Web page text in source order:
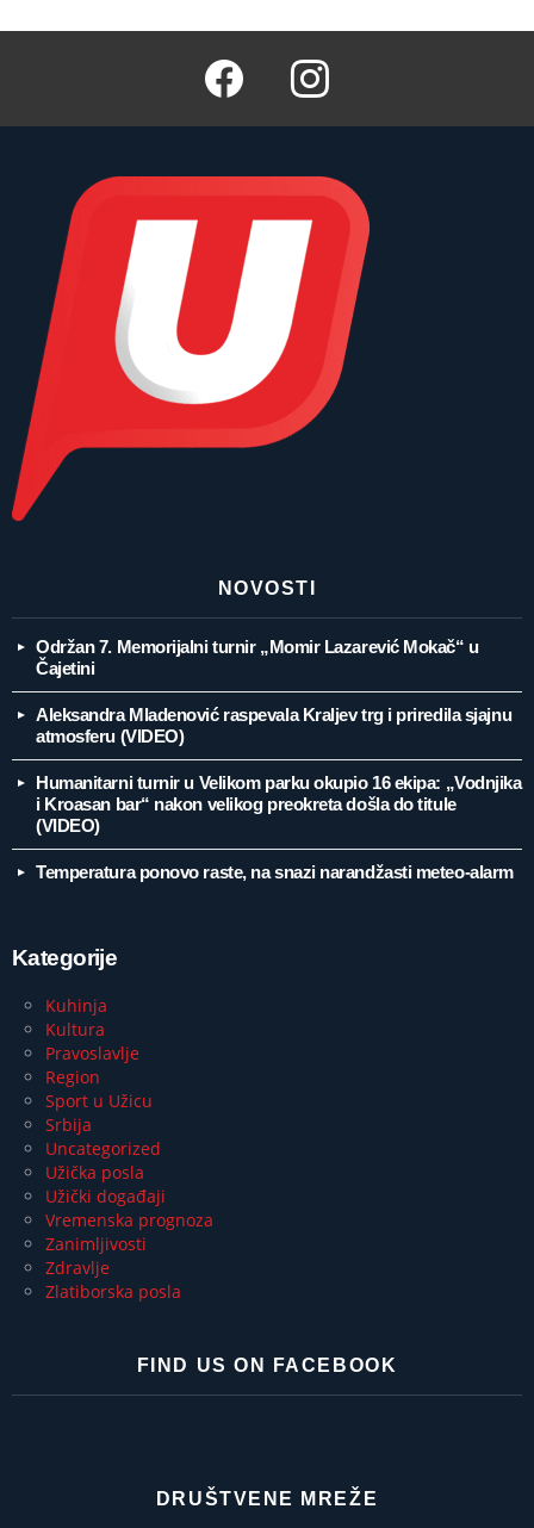
Facebook Instagram
NOVOSTI
Održan 7. Memorijalni turnir „Momir Lazarević Mokač“ u
Čajetini
Aleksandra Mladenović raspevala Kraljev trg i priredila sjajnu
atmosferu (VIDEO)
Humanitarni turnir u Velikom parku okupio 16 ekipa: „Vodnjika
i Kroasan bar“ nakon velikog preokreta došla do titule
(VIDEO)
Temperatura ponovo raste, na snazi narandžasti meteo-alarm
Kategorije
Kuhinja
Kultura
Pravoslavlje
Region
Sport u Užicu
Srbija
Uncategorized
Užička posla
Užički događaji
Vremenska prognoza
Zanimljivosti
Zdravlje
Zlatiborska posla
FIND US ON FACEBOOK
DRUŠTVENE MREŽE